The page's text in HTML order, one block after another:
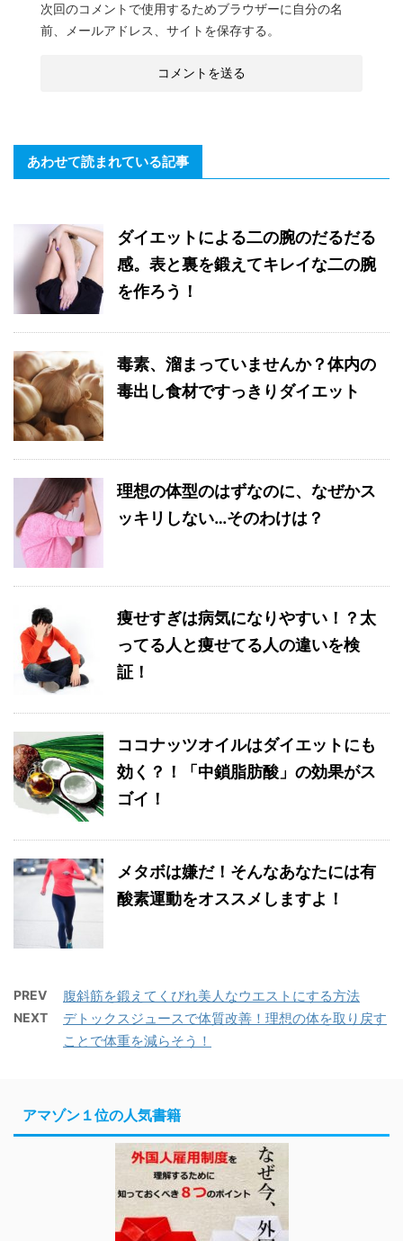
次回のコメントで使用するためブラウザーに自分の名
前、メールアドレス、サイトを保存する。
あわせて読まれている記事
ダイエットによる二の腕のだるだる
感。表と裏を鍛えてキレイな二の腕
を作ろう！
毒素、溜まっていませんか？体内の
毒出し食材ですっきりダイエット
理想の体型のはずなのに、なぜかス
ッキリしない…そのわけは？
痩せすぎは病気になりやすい！？太
ってる人と痩せてる人の違いを検
証！
ココナッツオイルはダイエットにも
効く？！「中鎖脂肪酸」の効果がス
ゴイ！
メタボは嫌だ！そんなあなたには有
酸素運動をオススメしますよ！
PREV 腹斜筋を鍛えてくびれ美人なウエストにする方法
NEXT
デトックスジュースで体質改善！理想の体を取り戻す
ことで体重を減らそう！
アマゾン１位の人気書籍